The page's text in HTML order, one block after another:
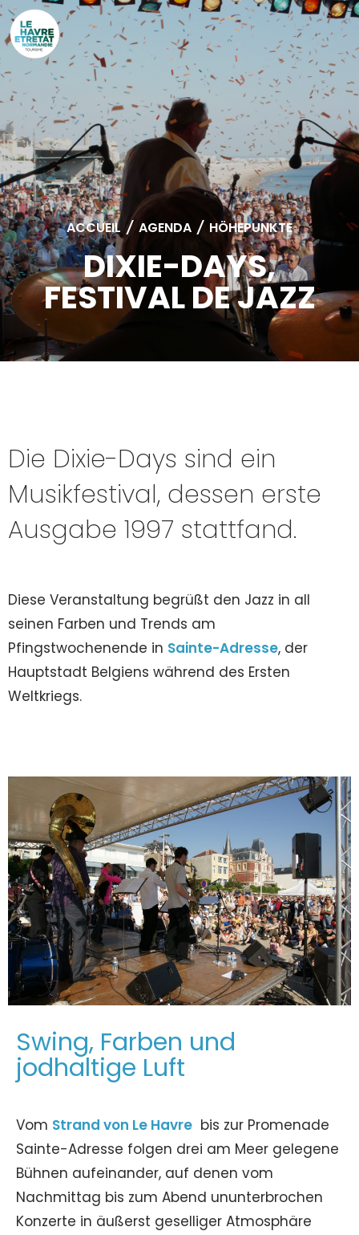
ACCUEIL / AGENDA / HÖHEPUNKTE
DIXIE-DAYS,
FESTIVAL DE JAZZ
Die Dixie-Days sind ein
Musikfestival, dessen erste
Ausgabe 1997 stattfand.
Diese Veranstaltung begrüßt den Jazz in all
seinen Farben und Trends am
Pfingstwochenende in Sainte-Adresse, der
Hauptstadt Belgiens während des Ersten
Weltkriegs.
Swing, Farben und
jodhaltige Luft
Vom Strand von Le Havre bis zur Promenade
Sainte-Adresse folgen drei am Meer gelegene
Bühnen aufeinander, auf denen vom
Nachmittag bis zum Abend ununterbrochen
Konzerte in äußerst geselliger Atmosphäre
Cookies management panel